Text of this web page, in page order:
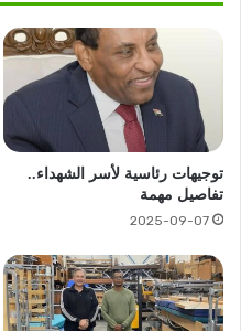
توجيهات رئاسية لأسر الشهداء..
تفاصيل مهمة
2025-09-07